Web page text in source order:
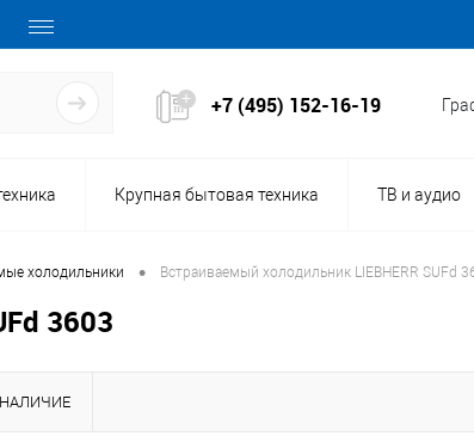
+7 (495) 152-16-19
Крупная бытовая техника ТВ и аудио
холодильники • Встраиваемый холодильник LIEBHERR SUFd
3603
НАЛИЧИЕ